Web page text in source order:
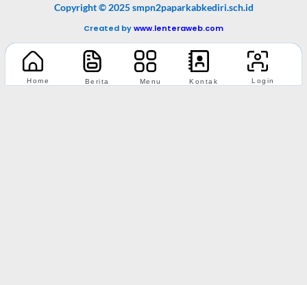
Copyright © 2025 smpn2paparkabkediri.sch.id
Created bywww.lenteraweb.com
Home Berita Menu Kontak Login